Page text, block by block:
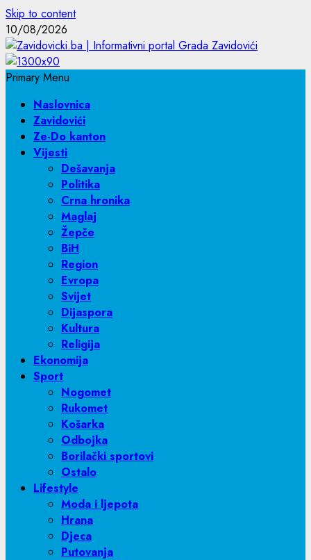
Skip to content
10/08/2026
Primary Menu
Naslovnica
Zavidovići
Ze-Do kanton
Vijesti
Dešavanja
Politika
Crna hronika
Maglaj
Žepče
BiH
Region
Evropa
Svijet
Dijaspora
Kultura
Religija
Ekonomija
Sport
Nogomet
Rukomet
Košarka
Odbojka
Borilački sportovi
Ostalo
Lifestyle
Moda i ljepota
Hrana
Djeca
Putovanja